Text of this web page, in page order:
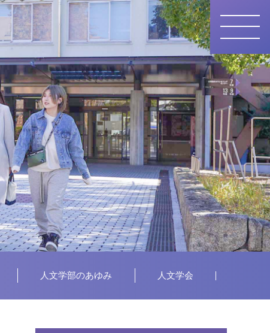
人文学部のあゆみ 人文学会